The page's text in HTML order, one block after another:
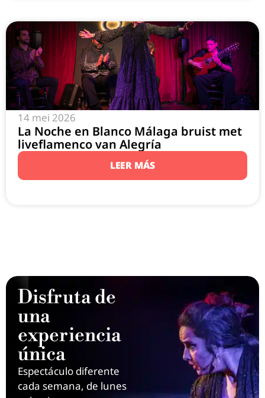
14 mei 2026
La Noche en Blanco Málaga bruist met
liveflamenco van Alegría
LEER MÁS
Disfruta de
una
experiencia
única
Espectáculo diferente
cada semana, de lunes